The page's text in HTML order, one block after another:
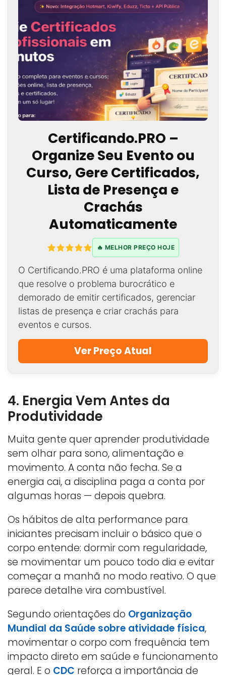
Certificando.PRO –
Organize Seu Evento ou
Curso, Gere Certificados,
Lista de Presença e
Crachás
Automaticamente
🔥 MELHOR PREÇO HOJE
O Certificando.PRO é uma plataforma online
que resolve o problema burocrático e
demorado de emitir certificados, gerenciar
listas de presença e criar crachás para
eventos e cursos.
Ver Preço Atual
4. Energia Vem Antes da
Produtividade
Muita gente quer aprender produtividade
sem olhar para sono, alimentação e
movimento. A conta não fecha. Se a
energia cai, a disciplina paga a conta por
algumas horas — depois quebra.
Os hábitos de alta performance para
iniciantes precisam incluir o básico que o
corpo entende: dormir com regularidade,
se movimentar um pouco todo dia e evitar
começar a manhã no modo reativo. O que
parece detalhe vira combustível.
Segundo orientações do Organização
Mundial da Saúde sobre atividade física,
movimentar o corpo com frequência tem
impacto direto em saúde e funcionamento
geral. E o CDC reforça a importância de